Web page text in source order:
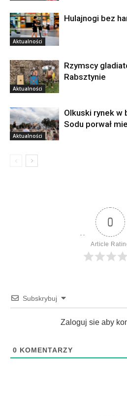
Aktualności
Hulajnogi bez
Aktualności
Rzymscy
Rabsztynie
Aktualności
Olkuski rynek w
Sodu porwał
0
Article
Subskrybuj
Zaloguj sie aby
0 KOMENTARZY